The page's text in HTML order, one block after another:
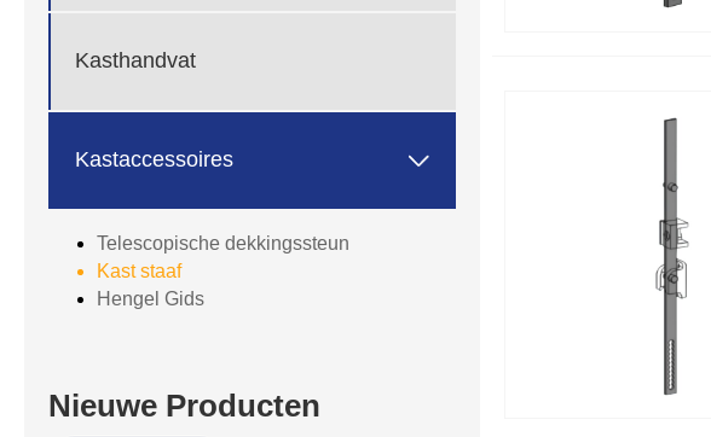
Kasthandvat
Kastaccessoires 
Telescopische dekkingssteun
Kast staaf
Hengel Gids
Nieuwe Producten